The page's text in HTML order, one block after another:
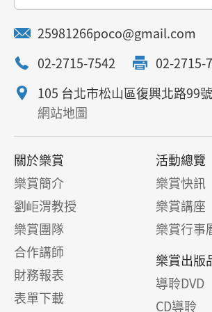
25981266poco@gmail.com
02-2715-7542
02-2715-
105 台北市松山區復興北路99
網站地圖
關於樂賞
樂賞簡介
劉岠渭教授
樂賞團隊
合作講師
財務報表
表單下載
活動總覽
樂賞快訊
樂賞講座
樂賞行事
樂賞出版
導聆DVD
CD導聆